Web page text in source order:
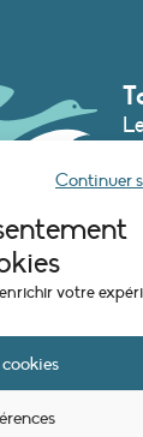
votre
Continuer